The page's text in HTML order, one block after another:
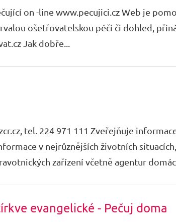
on -line www.pecujici.cz Web je
ošetřovatelskou péči či dohled,
Jak dobře...
tel. 224 971 111 Zveřejňuje
v nejrůznějších životních
zařízení včetně agentur
evangelické - Pečuj doma